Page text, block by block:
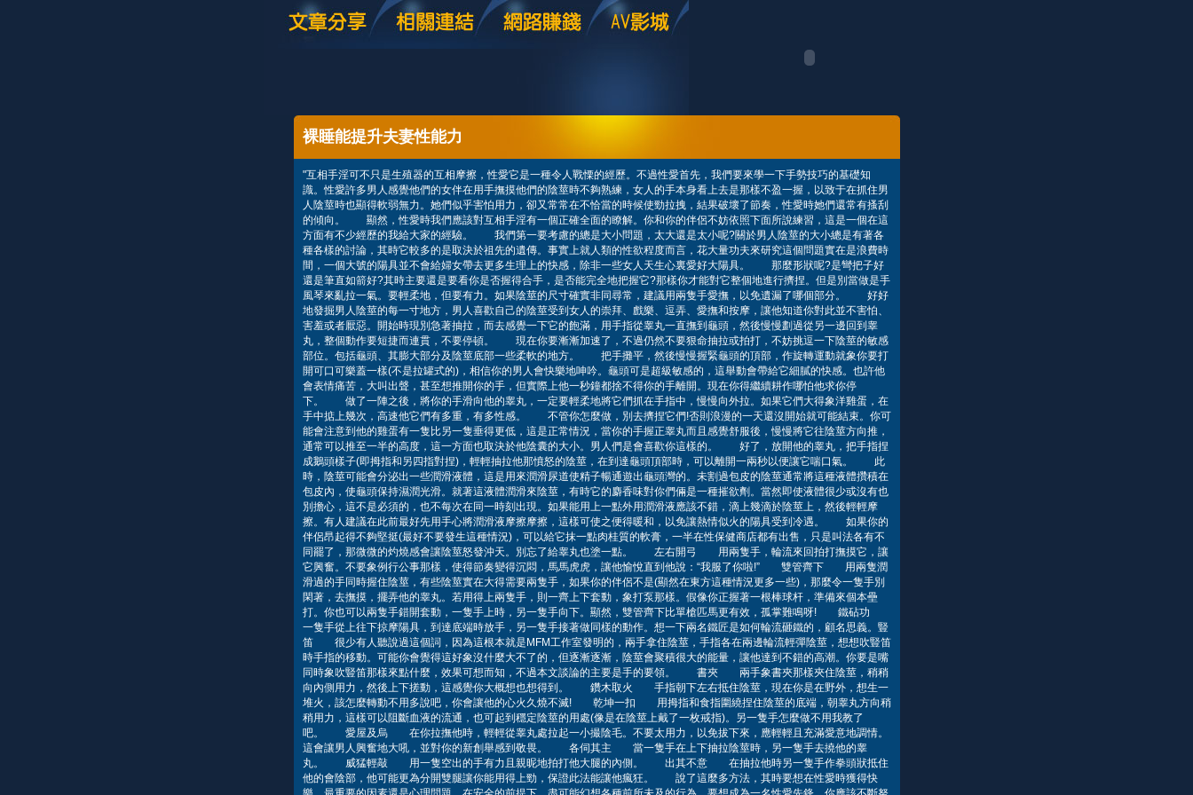
裸睡能提升夫妻性能力
"互相手淫可不只是生殖器的互相摩擦，性愛它是一種令人戰慄的經歷。不過性愛首先，我們要來學一下手勢技巧的基礎知
識。性愛許多男人感覺他們的女伴在用手撫摸他們的陰莖時不夠熟練，女人的手本身看上去是那樣不盈一握，以致于在抓住男
人陰莖時也顯得軟弱無力。她們似乎害怕用力，卻又常常在不恰當的時候使勁拉拽，結果破壞了節奏，性愛時她們還常有搔刮
的傾向。 顯然，性愛時我們應該對互相手淫有一個正確全面的瞭解。你和你的伴侶不妨依照下面所說練習，這是一個在這
方面有不少經歷的我給大家的經驗。 我們第一要考慮的總是大小問題，太大還是太小呢?關於男人陰莖的大小總是有著各
種各樣的討論，其時它較多的是取決於祖先的遺傳。事實上就人類的性欲程度而言，花大量功夫來研究這個問題實在是浪費時
間，一個大號的陽具並不會給婦女帶去更多生理上的快感，除非一些女人天生心裏愛好大陽具。 那麼形狀呢?是彎把子好
還是筆直如箭好?其時主要還是要看你是否握得合手，是否能完全地把握它?那樣你才能對它整個地進行擠捏。但是別當做是手
風琴來亂拉一氣。要輕柔地，但要有力。如果陰莖的尺寸確實非同尋常，建議用兩隻手愛撫，以免遺漏了哪個部分。 好好
地發掘男人陰莖的每一寸地方，男人喜歡自己的陰莖受到女人的崇拜、戲樂、逗弄、愛撫和按摩，讓他知道你對此並不害怕、
害羞或者厭惡。開始時現別急著抽拉，而去感覺一下它的飽滿，用手指從睾丸一直撫到龜頭，然後慢慢劃過從另一邊回到睾
丸，整個動作要短捷而連貫，不要停頓。 現在你要漸漸加速了，不過仍然不要狠命抽拉或拍打，不妨挑逗一下陰莖的敏感
部位。包括龜頭、其膨大部分及陰莖底部一些柔軟的地方。 把手攤平，然後慢慢握緊龜頭的頂部，作旋轉運動就象你要打
開可口可樂蓋一樣(不是拉罐式的)，相信你的男人會快樂地呻吟。龜頭可是超級敏感的，這舉動會帶給它細膩的快感。也許他
會表情痛苦，大叫出聲，甚至想推開你的手，但實際上他一秒鐘都捨不得你的手離開。現在你得繼續耕作哪怕他求你停
下。 做了一陣之後，將你的手滑向他的睾丸，一定要輕柔地將它們抓在手指中，慢慢向外拉。如果它們大得象洋雞蛋，在
手中掂上幾次，高速他它們有多重，有多性感。 不管你怎麼做，別去擠捏它們!否則浪漫的一天還沒開始就可能結束。你可
能會注意到他的雞蛋有一隻比另一隻垂得更低，這是正常情況，當你的手握正睾丸而且感覺舒服後，慢慢將它往陰莖方向推，
通常可以推至一半的高度，這一方面也取決於他陰囊的大小。男人們是會喜歡你這樣的。 好了，放開他的睾丸，把手指捏
成鵝頭樣子(即拇指和另四指對捏)，輕輕抽拉他那憤怒的陰莖，在到達龜頭頂部時，可以離開一兩秒以便讓它喘口氣。 此
時，陰莖可能會分泌出一些潤滑液體，這是用來潤滑尿道使精子暢通遊出龜頭灣的。未割過包皮的陰莖通常將這種液體攢積在
包皮內，使龜頭保持濕潤光滑。就著這液體潤滑來陰莖，有時它的麝香味對你們倆是一種摧欲劑。當然即使液體很少或沒有也
別擔心，這不是必須的，也不每次在同一時刻出現。如果能用上一點外用潤滑液應該不錯，滴上幾滴於陰莖上，然後輕輕摩
擦。有人建議在此前最好先用手心將潤滑液摩擦摩擦，這樣可使之便得暖和，以免讓熱情似火的陽具受到冷遇。 如果你的
伴侶昂起得不夠堅挺(最好不要發生這種情況)，可以給它抹一點肉桂質的軟膏，一半在性保健商店都有出售，只是叫法各有不
同罷了，那微微的灼燒感會讓陰莖怒發沖天。別忘了給睾丸也塗一點。 左右開弓 用兩隻手，輪流來回拍打撫摸它，讓
它興奮。不要象例行公事那樣，使得節奏變得沉悶，馬馬虎虎，讓他愉悅直到他說：“我服了你啦!” 雙管齊下 用兩隻潤
滑過的手同時握住陰莖，有些陰莖實在大得需要兩隻手，如果你的伴侶不是(顯然在東方這種情況更多一些)，那麼令一隻手別
閑著，去撫摸，擺弄他的睾丸。若用得上兩隻手，則一齊上下套動，象打泵那樣。假像你正握著一根棒球杆，準備來個本壘
打。你也可以兩隻手錯開套動，一隻手上時，另一隻手向下。顯然，雙管齊下比單槍匹馬更有效，孤掌難鳴呀! 鐵砧功
一隻手從上往下掠摩陽具，到達底端時放手，另一隻手接著做同樣的動作。想一下兩名鐵匠是如何輪流砸鐵的，顧名思義。豎
笛 很少有人聽說過這個詞，因為這根本就是MFM工作室發明的，兩手拿住陰莖，手指各在兩邊輪流輕彈陰莖，想想吹豎笛
時手指的移動。可能你會覺得這好象沒什麼大不了的，但逐漸逐漸，陰莖會聚積很大的能量，讓他達到不錯的高潮。你要是嘴
同時象吹豎笛那樣來點什麼，效果可想而知，不過本文談論的主要是手的要領。 書夾 兩手象書夾那樣夾住陰莖，稍稍
向內側用力，然後上下搓動，這感覺你大概想也想得到。 鑽木取火 手指朝下左右抵住陰莖，現在你是在野外，想生一
堆火，該怎麼轉動不用多說吧，你會讓他的心火久燒不滅! 乾坤一扣 用拇指和食指圍繞捏住陰莖的底端，朝睾丸方向稍
稍用力，這樣可以阻斷血液的流通，也可起到穩定陰莖的用處(像是在陰莖上戴了一枚戒指)。另一隻手怎麼做不用我教了
吧。 愛屋及烏 在你拉撫他時，輕輕從睾丸處拉起一小撮陰毛。不要太用力，以免拔下來，應輕輕且充滿愛意地調情。
這會讓男人興奮地大吼，並對你的新創舉感到敬畏。 各伺其主 當一隻手在上下抽拉陰莖時，另一隻手去撓他的睾
丸。 威猛輕敲 用一隻空出的手有力且親昵地拍打他大腿的內側。 出其不意 在抽拉他時另一隻手作拳頭狀抵住
他的會陰部，他可能更為分開雙腿讓你能用得上勁，保證此法能讓他瘋狂。 說了這麼多方法，其時要想在性愛時獲得快